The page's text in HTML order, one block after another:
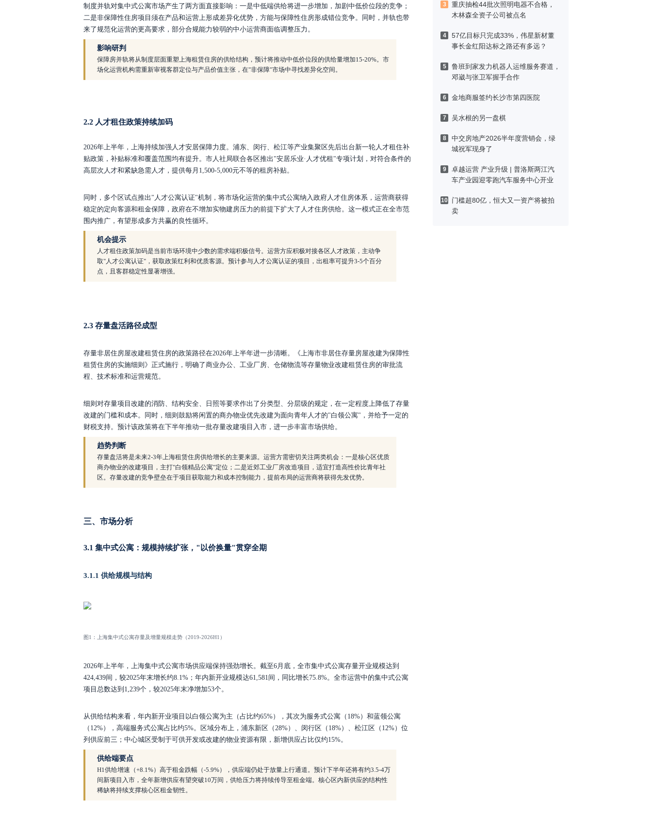
3
重庆抽检44批次照明电器不合格，
木林森全资子公司被点名
4
57亿目标只完成33%，伟星新材董
事长金红阳达标之路还有多远？
5
鲁班到家发力机器人运维服务赛道，
邓崴与张卫军握手合作
6 金地商服签约长沙市第四医院
7 吴水根的另一盘棋
8
中交房地产2026半年度营销会，绿
城祝军现身了
9
卓越运营 产业升级 | 普洛斯两江汽
车产业园迎零跑汽车服务中心开业
10
门槛超80亿，恒大又一资产将被拍
卖
制度并轨对集中式公寓市场产生了两方面直接影响：一是中低端供给将进一步增加，加剧中低价位段的竞争；
二是非保障性住房项目须在产品和运营上形成差异化优势，方能与保障性住房形成错位竞争。同时，并轨也带
来了规范化运营的更高要求，部分合规能力较弱的中小运营商面临调整压力。
影响研判
保障房并轨将从制度层面重塑上海租赁住房的供给结构，预计将推动中低价位段的供给量增加15-20%。市
场化运营机构需重新审视客群定位与产品价值主张，在"非保障"市场中寻找差异化空间。
2.2 人才租住政策持续加码
2026年上半年，上海持续加强人才安居保障力度。浦东、闵行、松江等产业集聚区先后出台新一轮人才租住补
贴政策，补贴标准和覆盖范围均有提升。市人社局联合各区推出"安居乐业·人才优租"专项计划，对符合条件的
高层次人才和紧缺急需人才，提供每月1,500-5,000元不等的租房补贴。
同时，多个区试点推出 "人才公寓认证"机制，将市场化运营的集中式公寓纳入政府人才住房体系，运营商获得
稳定的定向客源和租金保障，政府在不增加实物建房压力的前提下扩大了人才住房供给。这一模式正在全市范
围内推广，有望形成多方共赢的良性循环。
机会提示
人才租住政策加码是当前市场环境中少数的需求端积极信号。运营方应积极对接各区人才政策，主动争
取"人才公寓认证"，获取政策红利和优质客源。预计参与人才公寓认证的项目，出租率可提升3-5个百分
点，且客群稳定性显著增强。
2.3 存量盘活路径成型
存量非居住房屋改建租赁住房的政策路径在2026年上半年进一步清晰。《上海市非居住存量房屋改建为保障性
租赁住房的实施细则》正式施行，明确了商业办公、工业厂房、仓储物流等存量物业改建租赁住房的审批流
程、技术标准和运营规范。
细则对存量项目改建的消防、结构安全、日照等要求作出了分类型、分层级的规定，在一定程度上降低了存量
改建的门槛和成本。同时，细则鼓励将闲置的商办物业优先改建为面向青年人才的"白领公寓"，并给予一定的
财税支持。预计该政策将在下半年推动一批存量改建项目入市，进一步丰富市场供给。
趋势判断
存量盘活将是未来2-3年上海租赁住房供给增长的主要来源。运营方需密切关注两类机会：一是核心区优质
商办物业的改建项目，主打"白领精品公寓"定位；二是近郊工业厂房改造项目，适宜打造高性价比青年社
区。存量改建的竞争壁垒在于项目获取能力和成本控制能力，提前布局的运营商将获得先发优势。
三、市场分析
3.1 集中式公寓：规模持续扩张，"以价换量"贯穿全期
3.1.1 供给规模与结构
图1：上海集中式公寓存量及增量规模走势（2019-2026H1）
2026年上半年，上海集中式公寓市场供应端保持强劲增长。截至6月底，全市集中式公寓存量开业规模达到
424,439间，较2025年末增长约8.1%；年内新开业规模达61,581间，同比增长75.8%。全市运营中的集中式公寓
项目总数达到1,239个，较2025年末净增加53个。
从供给结构来看，年内新开业项目以白领公寓为主（占比约65%），其次为服务式公寓（18%）和蓝领公寓
（12%），高端服务式公寓占比约5%。区域分布上，浦东新区（28%）、闵行区（18%）、松江区（12%）位
列供应前三；中心城区受制于可供开发或改建的物业资源有限，新增供应占比仅约15%。
供给端要点
H1供给增速（+8.1%）高于租金跌幅（-5.9%），供应端仍处于放量上行通道。预计下半年还将有约3.5-4万
间新项目入市，全年新增供应有望突破10万间，供给压力将持续传导至租金端。核心区内新供应的结构性
稀缺将持续支撑核心区租金韧性。